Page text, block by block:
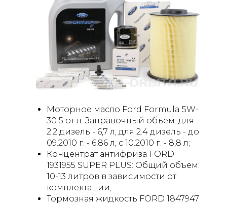
Моторное масло Ford Formula 5W-
30 5 от л. Заправочный объем: для
2.2 дизель - 6,7 л, для 2.4 дизель - до
09.2010 г. - 6,86 л, с 10.2010 г. - 8,8 л;
Концентрат антифриза FORD
1931955 SUPER PLUS: Общий объем:
10-13 литров в зависимости от
комплектации;
Тормозная жидкость FORD 1847947